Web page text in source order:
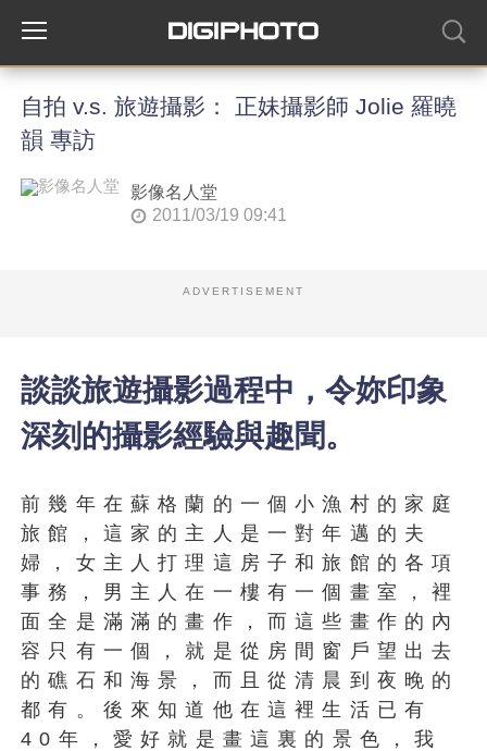
自拍 v.s. 旅遊攝影： 正妹攝影師 Jolie 羅曉
韻 專訪
影像名人堂
2011/03/19 09:41
ADVERTISEMENT
談談旅遊攝影過程中，令妳印象
深刻的攝影經驗與趣聞。
前幾年在蘇格蘭的一個小漁村的家庭
旅館，這家的主人是一對年邁的夫
婦，女主人打理這房子和旅館的各項
事務，男主人在一樓有一個畫室，裡
面全是滿滿的畫作，而這些畫作的內
容只有一個，就是從房間窗戶望出去
的礁石和海景，而且從清晨到夜晚的
都有。後來知道他在這裡生活已有
40年，愛好就是畫這裏的景色，我